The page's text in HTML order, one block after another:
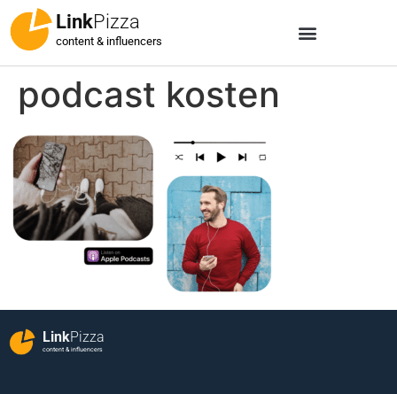
LinkPizza
content & influencers
podcast kosten
LinkPizza
content & influencers